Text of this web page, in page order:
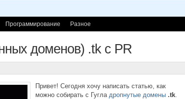
Программирование Разное
доменов) .tk с PR
Привет! Сегодня хочу написать статью, как
можно собирать с Гугла дропнутые домены .tk.